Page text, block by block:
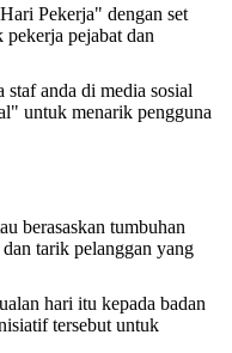
Pekerja" dengan set
pejabat dan
anda di media sosial
untuk menarik pengguna
berasaskan tumbuhan
tarik pelanggan yang
hari itu kepada badan
tersebut untuk